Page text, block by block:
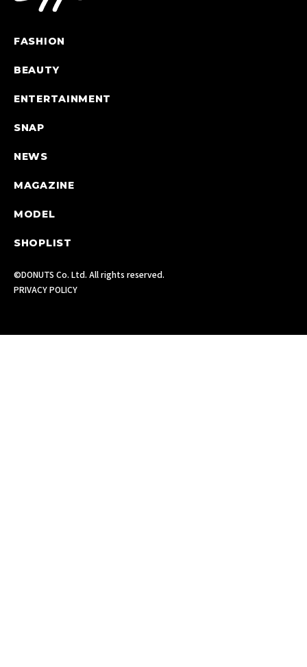
FASHION
BEAUTY
ENTERTAINMENT
SNAP
NEWS
MAGAZINE
MODEL
SHOPLIST
©DONUTS Co. Ltd. All rights reserved.
PRIVACY POLICY